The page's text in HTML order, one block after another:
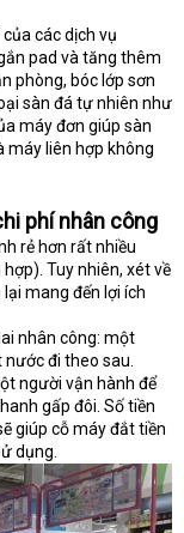
các dịch vụ
pad và tăng thêm
phòng, bóc lớp sơn
sàn đá tự nhiên như
máy đơn giúp sàn
máy liên hợp không
phí nhân công
rẻ hơn rất nhiều
Tuy nhiên, xét về
mang đến lợi ích
nhân công: một
đi theo sau.
người vận hành để
gấp đôi. Số tiền
giúp cỗ máy đắt tiền
dụng.